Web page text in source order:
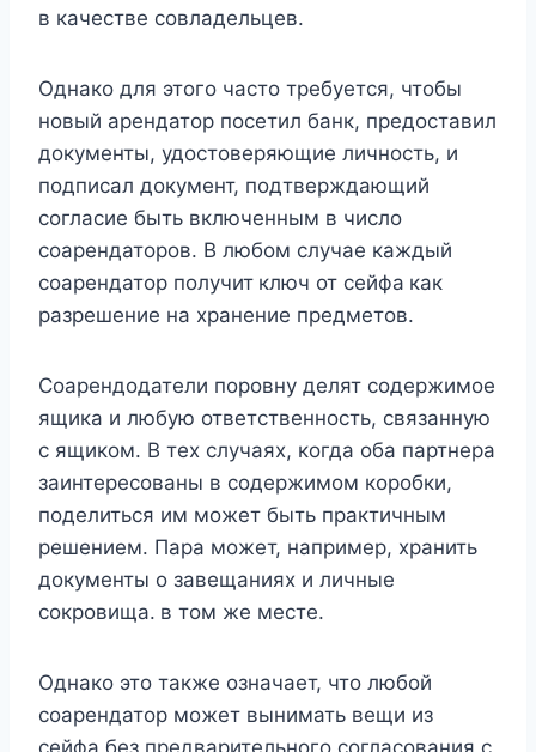
в качестве совладельцев.
Однако для этого часто требуется, чтобы
новый арендатор посетил банк, предоставил
документы, удостоверяющие личность, и
подписал документ, подтверждающий
согласие быть включенным в число
соарендаторов. В любом случае каждый
соарендатор получит ключ от сейфа как
разрешение на хранение предметов.
Соарендодатели поровну делят содержимое
ящика и любую ответственность, связанную
с ящиком. В тех случаях, когда оба партнера
заинтересованы в содержимом коробки,
поделиться им может быть практичным
решением. Пара может, например, хранить
документы о завещаниях и личные
сокровища. в том же месте.
Однако это также означает, что любой
соарендатор может вынимать вещи из
сейфа без предварительного согласования с